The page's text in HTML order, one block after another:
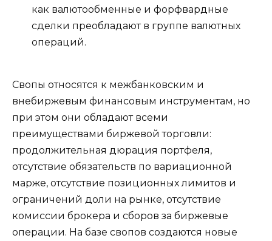
как валютообменные и форфвардные
сделки преобладают в группе валютных
операций.
Свопы относятся к межбанковским и
внебиржевым финансовым инструментам, но
при этом они обладают всеми
преимуществами биржевой торговли:
продолжительная дюрация портфеля,
отсутствие обязательств по вариационной
марже, отсутствие позиционных лимитов и
ограничений доли на рынке, отсутствие
комиссии брокера и сборов за биржевые
операции. На базе свопов создаются новые